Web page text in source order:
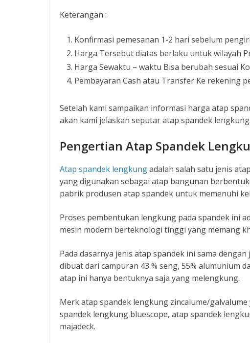
Keterangan :
Konfirmasi pemesanan 1-2 hari sebelum
Harga Tersebut diatas berlaku untuk wilayah
Harga Sewaktu – waktu Bisa berubah sesuai
Pembayaran Cash atau Transfer Ke rekening
Setelah kami sampaikan informasi harga atap
akan kami jelaskan seputar atap spandek
Pengertian Atap Spandek
Atap spandek lengkungadalah salah satu jenis
yang digunakan sebagai atap bangunan
pabrik produsen atap spandek untuk memenuhi
Proses pembentukan lengkung pada spandek ini
mesin modern berteknologi tinggi yang memang
Pada dasarnya jenis atap spandek ini sama
dibuat dari campuran 43 % seng, 55% alumunium
atap ini hanya bentuknya saja yang melengkung.
Merk atap spandek lengkung zincalume/
spandek lengkung bluescope, atap spandek
majadeck.